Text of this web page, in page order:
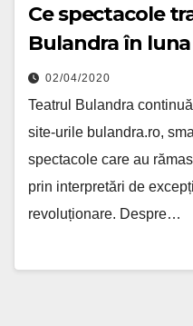
Ce spectacole
Bulandra în
02/04/2020
Teatrul Bulandra
site-urile bulandra.ro,
spectacole care au
prin interpretări de
revoluționare. Despre…